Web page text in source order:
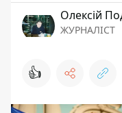
Олексій
ЖУРНАЛІСТ
👍